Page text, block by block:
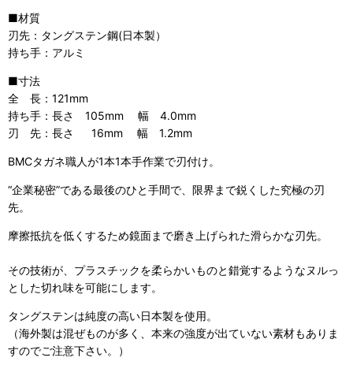
■材質
刃先：タングステン鋼(日本製）
持ち手：アルミ
■寸法
全 長：121mm
持ち手：長さ 105mm 幅 4.0mm
刃 先：長さ 16mm 幅 1.2mm
BMCタガネ職人が1本1本手作業で刃付け。
“企業秘密”である最後のひと手間で、限界まで鋭くした究極の刃
先。
摩擦抵抗を低くするため鏡面まで磨き上げられた滑らかな刃先。
その技術が、プラスチックを柔らかいものと錯覚するようなヌルっ
とした切れ味を可能にします。
タングステンは純度の高い日本製を使用。
（海外製は混ぜものが多く、本来の強度が出ていない素材もありま
すのでご注意下さい。）